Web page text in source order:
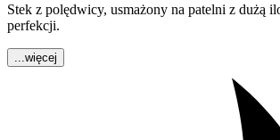
Stek z polędwicy, usmażony na patelni z dużą
perfekcji.
...więcej